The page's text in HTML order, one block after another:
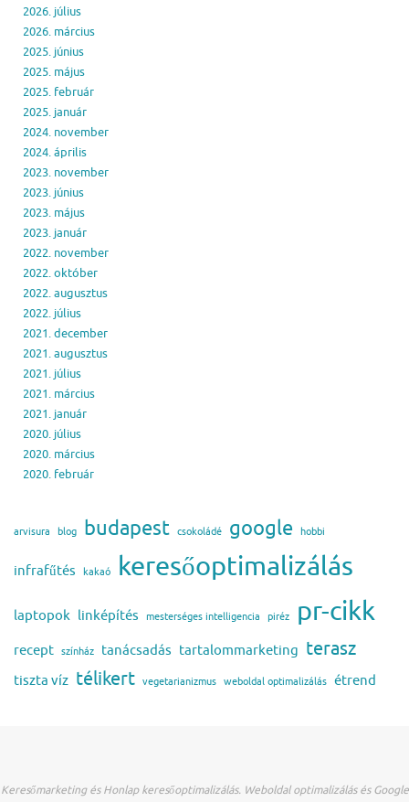
2026. július
2026. március
2025. június
2025. május
2025. február
2025. január
2024. november
2024. április
2023. november
2023. június
2023. május
2023. január
2022. november
2022. október
2022. augusztus
2022. július
2021. december
2021. augusztus
2021. július
2021. március
2021. január
2020. július
2020. március
2020. február
arvisura blog budapest csokoládé google hobbi
infrafűtés kakaó keresőoptimalizálás
laptopok linképítés mesterséges intelligencia piréz pr-cikk
recept színház tanácsadás tartalommarketing terasz
tiszta víz télikert vegetarianizmus weboldal optimalizálás étrend
Keresőmarketing és Honlap keresőoptimalizálás. Weboldal optimalizálás és Google